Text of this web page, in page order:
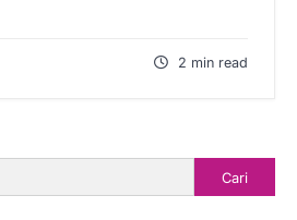
2 min read
Cari